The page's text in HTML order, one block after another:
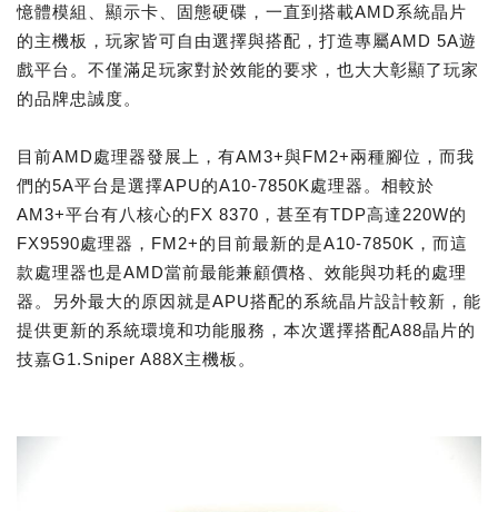
憶體模組、顯示卡、固態硬碟，一直到搭載AMD系統晶片
的主機板，玩家皆可自由選擇與搭配，打造專屬AMD 5A遊
戲平台。不僅滿足玩家對於效能的要求，也大大彰顯了玩家
的品牌忠誠度。
目前AMD處理器發展上，有AM3+與FM2+兩種腳位，而我
們的5A平台是選擇APU的A10-7850K處理器。相較於
AM3+平台有八核心的FX 8370，甚至有TDP高達220W的
FX9590處理器，FM2+的目前最新的是A10-7850K，而這
款處理器也是AMD當前最能兼顧價格、效能與功耗的處理
器。另外最大的原因就是APU搭配的系統晶片設計較新，能
提供更新的系統環境和功能服務，本次選擇搭配A88晶片的
技嘉G1.Sniper A88X主機板。